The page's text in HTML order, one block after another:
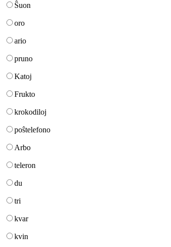
Ŝuon
oro
ario
pruno
Katoj
Frukto
krokodiloj
poŝtelefono
Arbo
teleron
du
tri
kvar
kvin